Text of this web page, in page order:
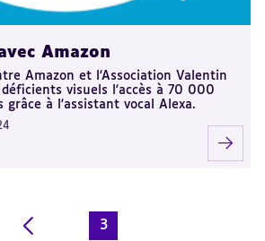
Amazon
Amazon et l'Association Valentin
visuels l'accès à 70 000
grâce à l'assistant vocal Alexa.
Page
3